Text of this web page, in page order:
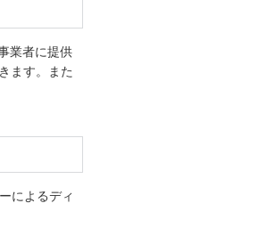
業者に提供
ます。また
によるディ